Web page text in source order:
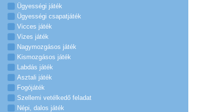
Ügyességi játék
Ügyességi csapatjáték
Vicces játék
Vizes játék
Nagymozgásos játék
Kismozgásos játék
Labdás játék
Asztali játék
Fogójáték
Szellemi vetélkedő feladat
Népi, dalos játék